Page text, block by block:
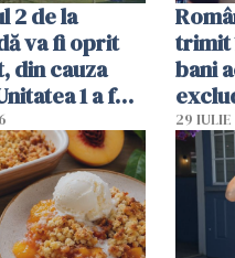
2 de la
va fi oprit
din cauza
1 a fost
trimit
bani
29